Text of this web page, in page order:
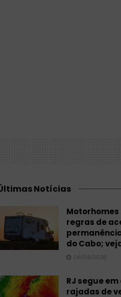
Notícias
regras de
do Cabo;
06/08/2026
RJ segue
rajadas de